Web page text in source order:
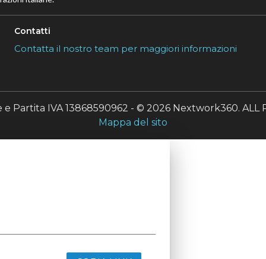
Contatti
Contatta il nostro team per maggiori informazioni
Partita IVA 13868590962 - © 2026 Nextwork360. ALL
Mappa del sito